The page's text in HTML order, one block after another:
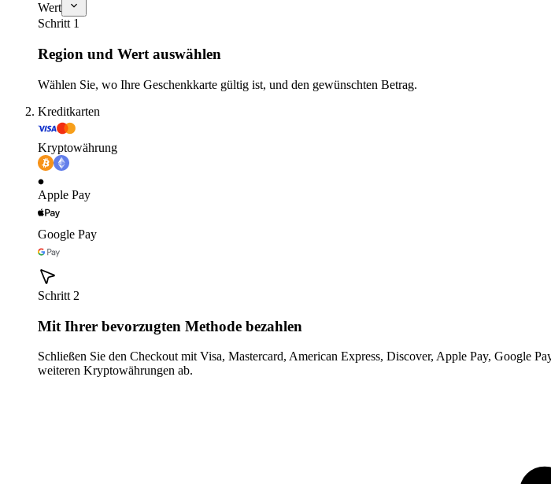
Wert
Schritt 1
Region und Wert auswählen
Wählen Sie, wo Ihre Geschenkkarte gültig ist, und den gewünschten Betrag.
Kreditkarten
Kryptowährung
Apple Pay
Google Pay
Schritt 2
Mit Ihrer bevorzugten Methode bezahlen
Schließen Sie den Checkout mit Visa, Mastercard, American Express, Discover, Apple Pay, Google
weiteren Kryptowährungen ab.